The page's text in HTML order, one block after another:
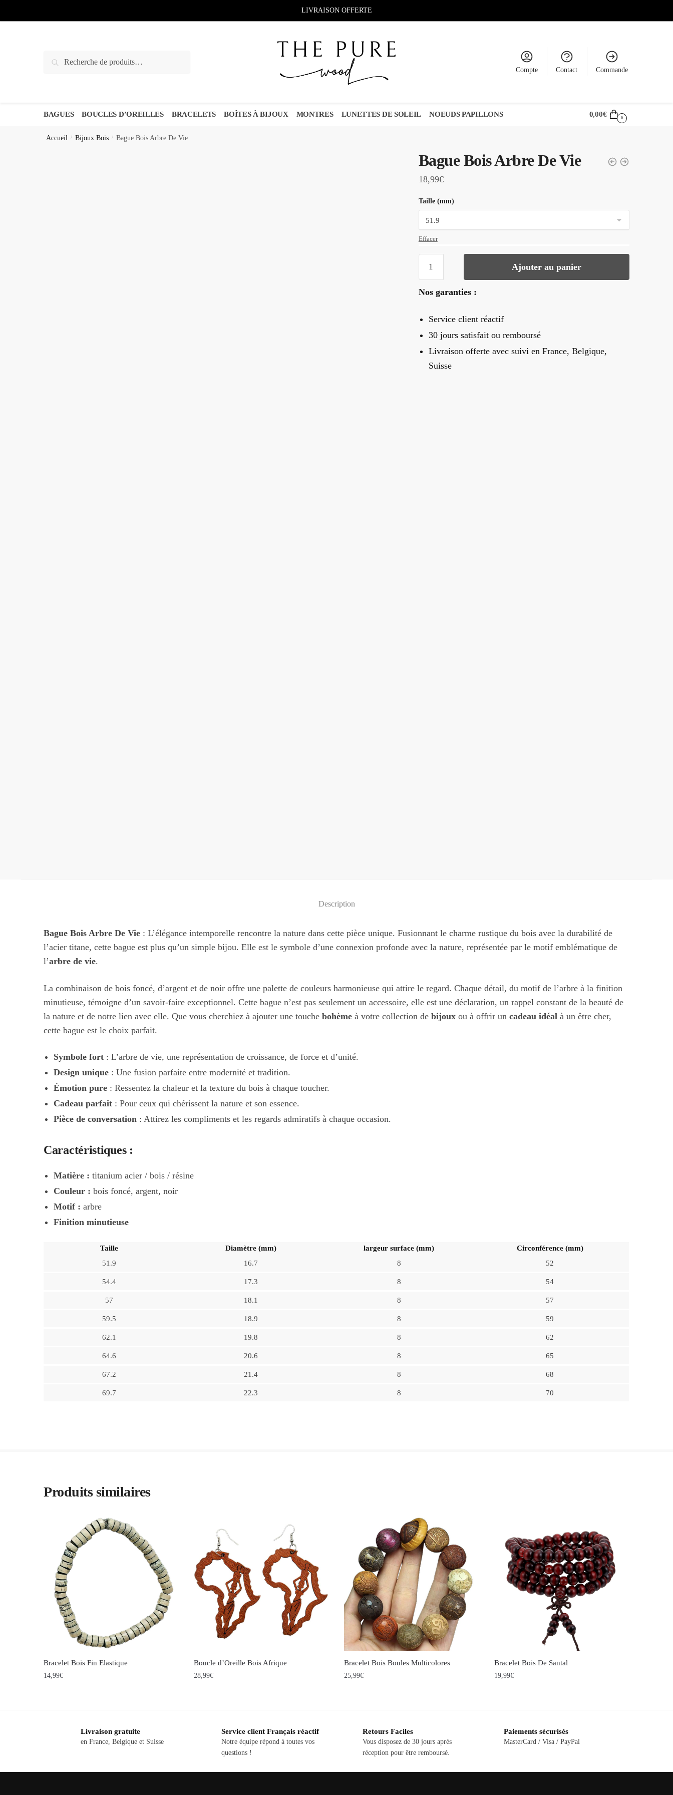
LIVRAISON OFFERTE
Recherche
Compte Contact Commande
BAGUES BOUCLES D’OREILLES BRACELETS BOÎTES À BIJOUX MONTRES LUNETTES DE SOLEIL NOEUDS PAPILLONS 0,00€ 0
Accueil / Bijoux Bois / Bague Bois Arbre De Vie
Bague Bois Arbre De Vie
18,99€
Taille (mm)
Effacer
Bois
De
Vie
Ajouter au panier
Nos garanties :
Service client réactif
30 jours satisfait ou remboursé
Livraison offerte avec suivi en France, Belgique,
Suisse
Description
Bague Bois Arbre De Vie : L’élégance intemporelle rencontre la nature dans cette pièce unique. Fusionnant le charme rustique du bois avec la durabilité de
l’acier titane, cette bague est plus qu’un simple bijou. Elle est le symbole d’une connexion profonde avec la nature, représentée par le motif emblématique de
l’arbre de vie.
La combinaison de bois foncé, d’argent et de noir offre une palette de couleurs harmonieuse qui attire le regard. Chaque détail, du motif de l’arbre à la finition
minutieuse, témoigne d’un savoir-faire exceptionnel. Cette bague n’est pas seulement un accessoire, elle est une déclaration, un rappel constant de la beauté de
la nature et de notre lien avec elle. Que vous cherchiez à ajouter une touchebohème à votre collection debijoux ou à offrir uncadeau idéal à un être cher,
cette bague est le choix parfait.
Symbole fort : L’arbre de vie, une représentation de croissance, de force et d’unité.
Design unique : Une fusion parfaite entre modernité et tradition.
Émotion pure : Ressentez la chaleur et la texture du bois à chaque toucher.
Cadeau parfait : Pour ceux qui chérissent la nature et son essence.
Pièce de conversation : Attirez les compliments et les regards admiratifs à chaque occasion.
Caractéristiques :
Matière :titanium acier / bois / résine
Couleur : bois foncé, argent, noir
Motif : arbre
Finition minutieuse
Taille Diamètre (mm) largeur surface (mm)
Circonférence (mm)
51.9
16.7 8 52
54.4 17.3 8 54
57 18.1 8 57
59.5 18.9 8 59
62.1 19.8 8 62
64.6 20.6 8 65
67.2 21.4 8 68
69.7 22.3 8 70
Produits similaires
Bracelet Bois Fin Elastique
14,99€
Boucle d’Oreille Bois Afrique
28,99€
Bracelet Bois Boules Multicolores
25,99€
plusieurs
variations.
Bracelet Bois De Santal
19,99€
plusieurs
Livraison gratuite
en France, Belgique et Suisse
Service client Français réactif
Notre équipe répond à toutes vos
questions !
Retours Faciles
Vous disposez de 30 jours après
réception pour être remboursé.
Paiements sécurisés
MasterCard / Visa / PayPal